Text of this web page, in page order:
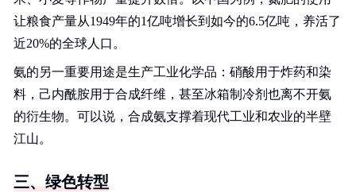
让粮食产量从1949年的1亿吨增长到如今的6.5亿吨，养活了
近20%的全球人口。
氨的另一重要用途是生产工业化学品：硝酸用于炸药和染
料，己内酰胺用于合成纤维，甚至冰箱制冷剂也离不开氨
的衍生物。可以说，合成氨支撑着现代工业和农业的半壁
江山。
三、绿色转型